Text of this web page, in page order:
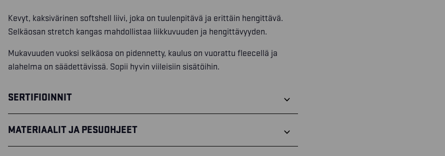
Kevyt, kaksivärinen softshell liivi, joka on tuulenpitävä ja erittäin hengittävä.
Selkäosan stretch kangas mahdollistaa liikkuvuuden ja hengittävyyden.
Mukavuuden vuoksi selkäosa on pidennetty, kaulus on vuorattu fleecellä ja
alahelma on säädettävissä. Sopii hyvin viileisiin sisätöihin.
SERTIFIOINNIT
MATERIAALIT JA PESUOHJEET